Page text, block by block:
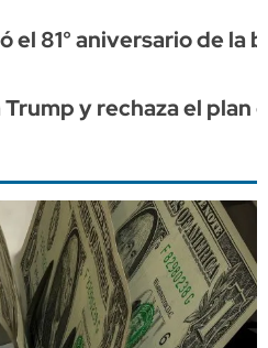
el 81° aniversario de la
y rechaza el plan